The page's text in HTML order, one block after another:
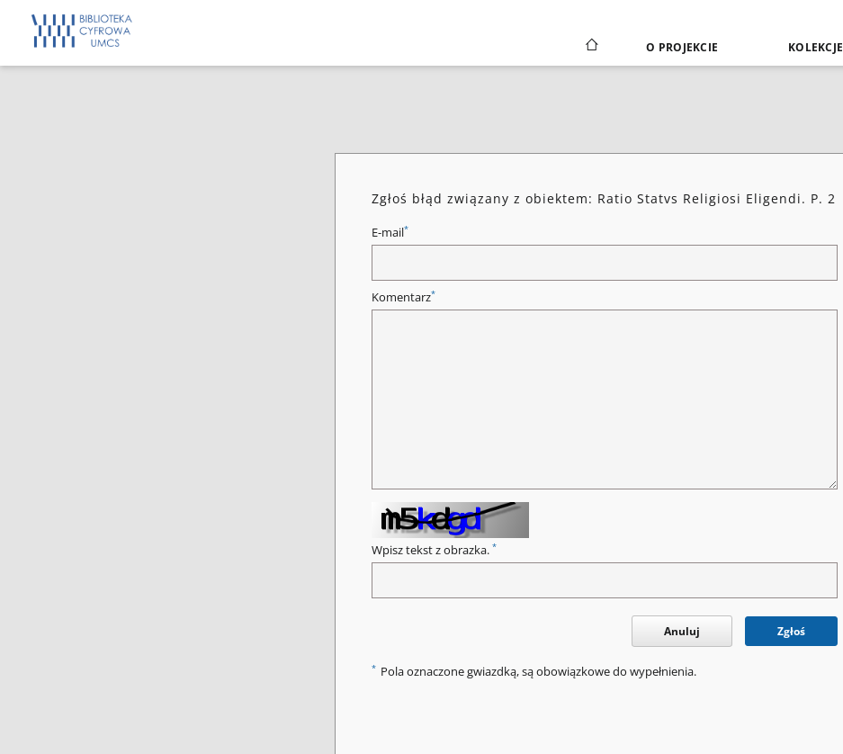
O PROJEKCIE KOLEKCJE
Zgłoś błąd związany z obiektem: Ratio Statvs Religiosi Eligendi. P. 2
E-mail*
Komentarz*
Wpisz tekst z obrazka. *
Anuluj Zgłoś
* Pola oznaczone gwiazdką, są obowiązkowe do wypełnienia.